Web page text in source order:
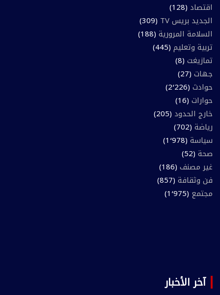
اقتصاد (128)
الجديد بريس TV
(309)
السلامة المرورية (188)
تربية وتعليم (445)
تمازيغت (8)
جهات (27)
حوادث (2٬226)
حوارات (16)
خارج الحدود (205)
رياضة (702)
سياسة (1٬978)
صحة (52)
غير مصنف (186)
فن وثقافة (857)
مجتمع (1٬975)
آخر الأخبار